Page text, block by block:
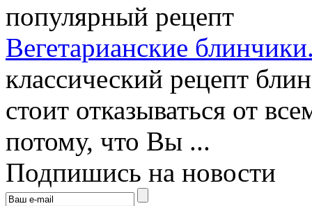
популярный рецепт
Вегетарианские
классический рецепт
стоит отказываться от
потому, что Вы ...
Подпишись на новости